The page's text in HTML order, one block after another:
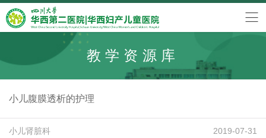
教学资源库
小儿腹膜透析的护理
小儿肾脏科 2019-07-31